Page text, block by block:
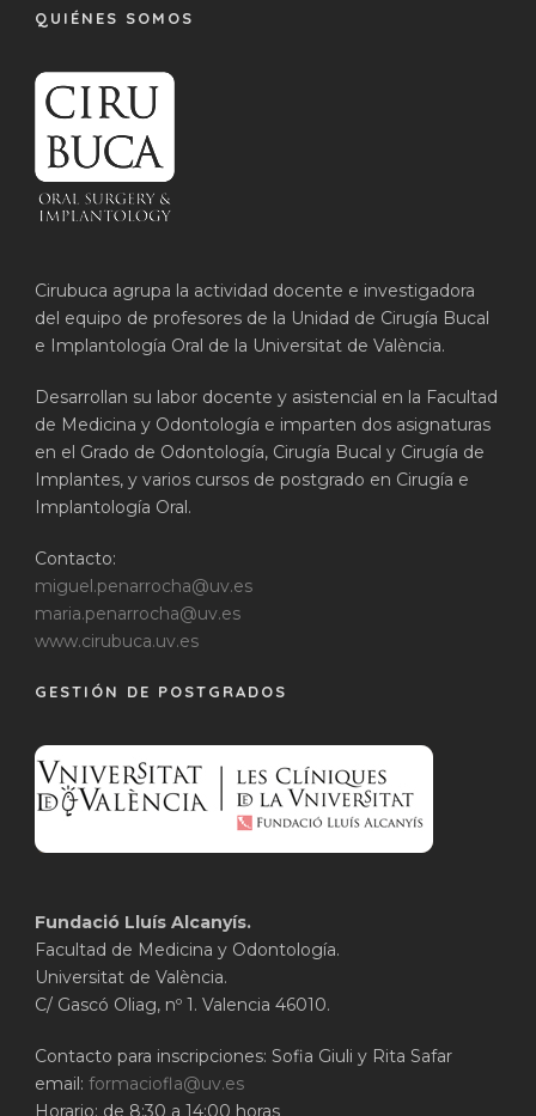
QUIÉNES SOMOS
Cirubuca agrupa la actividad docente e investigadora
del equipo de profesores de la Unidad de Cirugía Bucal
e Implantología Oral de la Universitat de València.
Desarrollan su labor docente y asistencial en la Facultad
de Medicina y Odontología e imparten dos asignaturas
en el Grado de Odontología, Cirugía Bucal y Cirugía de
Implantes, y varios cursos de postgrado en Cirugía e
Implantología Oral.
Contacto:
miguel.penarrocha@uv.es
maria.penarrocha@uv.es
www.cirubuca.uv.es
GESTIÓN DE POSTGRADOS
Fundació Lluís Alcanyís.
Facultad de Medicina y Odontología.
Universitat de València.
C/ Gascó Oliag, nº 1. Valencia 46010.
Contacto para inscripciones: Sofia Giuli y Rita Safar
email: formaciofla@uv.es
Horario: de 8:30 a 14:00 horas